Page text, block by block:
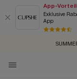
App-
Exklusive
App
GRATIS
ZUM